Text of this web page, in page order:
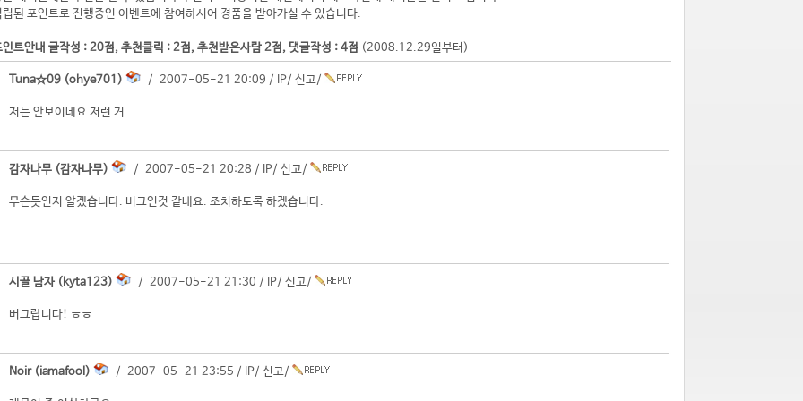
립된 포인트로 진행중인 이벤트에 참여하시어 경품을 받아가실 수 있습니다.
인트안내 글작성 : 20점, 추천클릭 : 2점, 추천받은사람 2점, 댓글작성 : 4점 (2008.12.29일부터)
Tuna☆09 (ohye701) / 2007-05-21 20:09 / IP/ 신고/
저는 안보이네요 저런 거..
감자나무 (감자나무) / 2007-05-21 20:28 / IP/ 신고/
무슨듯인지 알겠습니다. 버그인것 같네요. 조치하도록 하겠습니다.
시골 남자 (kyta123) / 2007-05-21 21:30 / IP/ 신고/
버그랍니다! ㅎㅎ
Noir (iamafool) / 2007-05-21 23:55 / IP/ 신고/